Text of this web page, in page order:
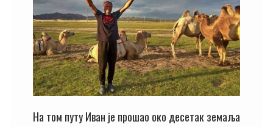
На том путу Иван је прошао око десетак земаља